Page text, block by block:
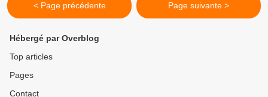
< Page précédente Page suivante >
Hébergé par Overblog
Top articles
Pages
Contact